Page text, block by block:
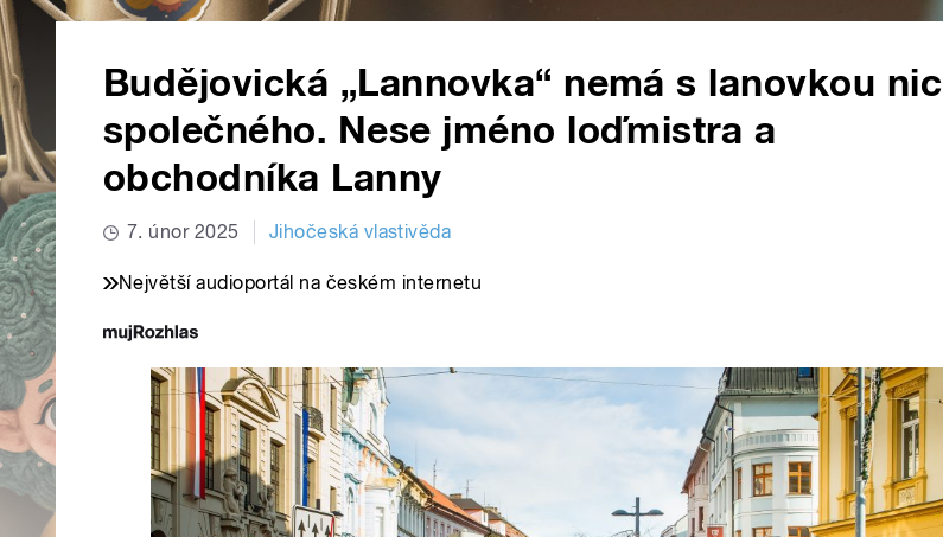
Budějovická „Lannovka“ nemá s lanovkou nic
společného. Nese jméno loďmistra a
obchodníka Lanny
7. únor 2025 Jihočeská vlastivěda
Největší audioportál na českém internetu